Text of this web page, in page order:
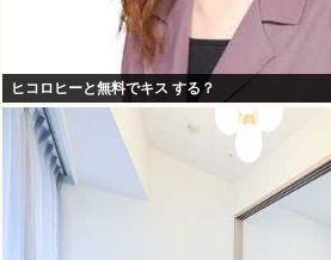
ヒコロヒーと無料でキス する？